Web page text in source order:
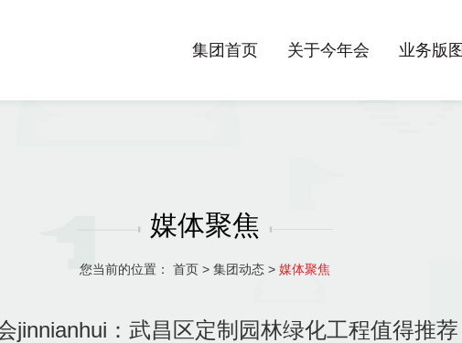
集团首页 关于今年会 业务版图
媒体聚焦
您当前的位置： 首页 > 集团动态 > 媒体聚焦
jinnianhui：武昌区定制园林绿化工程值得推荐